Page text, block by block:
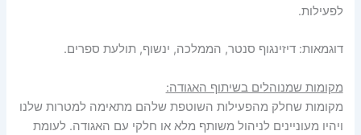
לפעילות.
דוגמאות: דיזינגוף סנטר, הממלכה, ינשוף, תולעת ספרים.
מקומות שמנוהלים בשיתוף האגודה:
מקומות שחלק מהפעילות השוטפת שלהם מתאימה למטרות שלנו
ויהיו מעוניינים לניהול משותף מלא או חלקי עם האגודה. לעומת